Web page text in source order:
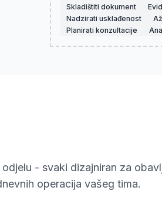
Skladištiti dokument
Nadzirati usklađenost
Planirati konzultacije
- svaki dizajniran za
operacija vašeg tima.